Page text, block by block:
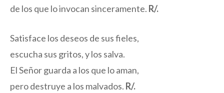
de los que lo invocan sinceramente. R/.
Satisface los deseos de sus fieles,
escucha sus gritos, y los salva.
El Señor guarda a los que lo aman,
pero destruye a los malvados. R/.